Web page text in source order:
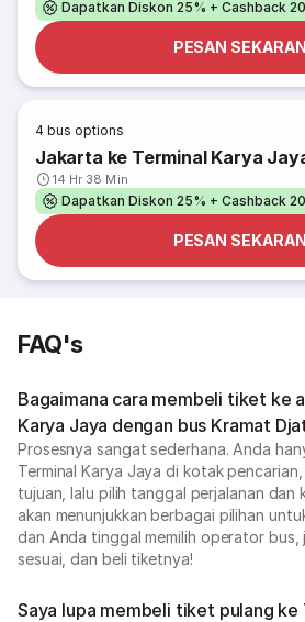
Dapatkan Diskon 25% + Cashback
PESAN
4 bus options
Jakarta ke Terminal Karya
14 Hr 38 Min
Dapatkan Diskon 25% + Cashback
PESAN
FAQ's
Bagaimana cara membeli tiket ke
Karya Jaya dengan bus Kramat
Prosesnya sangat sederhana. Anda
Terminal Karya Jaya di kotak
tujuan, lalu pilih tanggal perjalanan dan
akan menunjukkan berbagai pilihan
dan Anda tinggal memilih operator bus,
sesuai, dan beli tiketnya!
Saya lupa membeli tiket pulang ke